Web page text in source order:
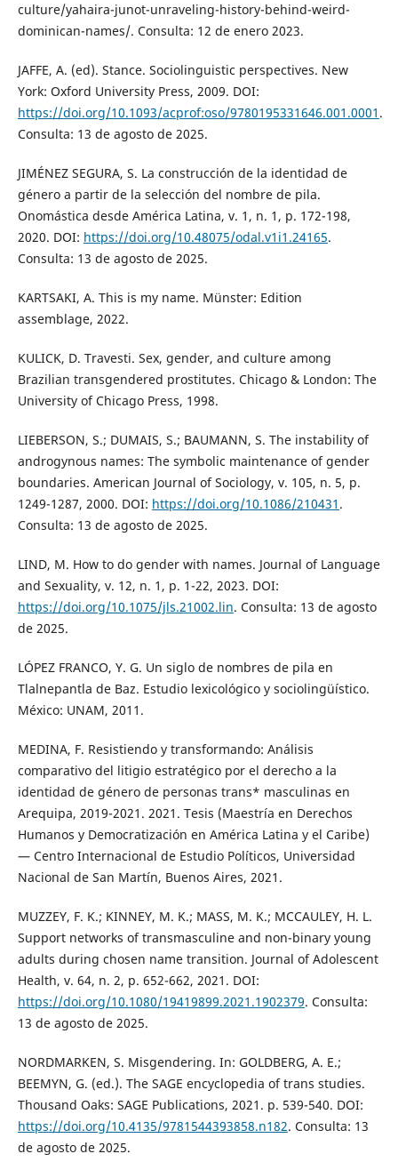
culture/yahaira-junot-unraveling-history-behind-weird-
dominican-names/. Consulta: 12 de enero 2023.
JAFFE, A. (ed). Stance. Sociolinguistic perspectives. New
York: Oxford University Press, 2009. DOI:
https://doi.org/10.1093/acprof:oso/9780195331646.001.0001 .
Consulta: 13 de agosto de 2025.
JIMÉNEZ SEGURA, S. La construcción de la identidad de
género a partir de la selección del nombre de pila.
Onomástica desde América Latina, v. 1, n. 1, p. 172-198,
2020. DOI: https://doi.org/10.48075/odal.v1i1.24165.
Consulta: 13 de agosto de 2025.
KARTSAKI, A. This is my name. Münster: Edition
assemblage, 2022.
KULICK, D. Travesti. Sex, gender, and culture among
Brazilian transgendered prostitutes. Chicago & London: The
University of Chicago Press, 1998.
LIEBERSON, S.; DUMAIS, S.; BAUMANN, S. The instability of
androgynous names: The symbolic maintenance of gender
boundaries. American Journal of Sociology, v. 105, n. 5, p.
1249-1287, 2000. DOI: https://doi.org/10.1086/210431 .
Consulta: 13 de agosto de 2025.
LIND, M. How to do gender with names. Journal of Language
and Sexuality, v. 12, n. 1, p. 1-22, 2023. DOI:
https://doi.org/10.1075/jls.21002.lin. Consulta: 13 de agosto
de 2025.
LÓPEZ FRANCO, Y. G. Un siglo de nombres de pila en
Tlalnepantla de Baz. Estudio lexicológico y sociolingüístico.
México: UNAM, 2011.
MEDINA, F. Resistiendo y transformando: Análisis
comparativo del litigio estratégico por el derecho a la
identidad de género de personas trans* masculinas en
Arequipa, 2019-2021. 2021. Tesis (Maestría en Derechos
Humanos y Democratización en América Latina y el Caribe)
— Centro Internacional de Estudio Políticos, Universidad
Nacional de San Martín, Buenos Aires, 2021.
MUZZEY, F. K.; KINNEY, M. K.; MASS, M. K.; MCCAULEY, H. L.
Support networks of transmasculine and non-binary young
adults during chosen name transition. Journal of Adolescent
Health, v. 64, n. 2, p. 652-662, 2021. DOI:
https://doi.org/10.1080/19419899.2021.1902379. Consulta:
13 de agosto de 2025.
NORDMARKEN, S. Misgendering. In: GOLDBERG, A. E.;
BEEMYN, G. (ed.). The SAGE encyclopedia of trans studies.
Thousand Oaks: SAGE Publications, 2021. p. 539-540. DOI:
https://doi.org/10.4135/9781544393858.n182. Consulta: 13
de agosto de 2025.